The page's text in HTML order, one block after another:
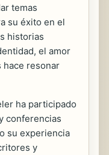
temas
su éxito en el
historias
el amor
hace resonar
ha participado
conferencias
su experiencia
y